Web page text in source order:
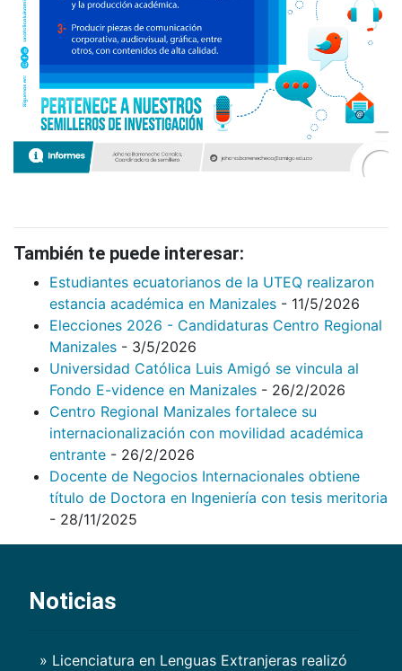
También te puede interesar:
Estudiantes ecuatorianos de la UTEQ realizaron
estancia académica en Manizales - 11/5/2026
Elecciones 2026 - Candidaturas Centro Regional
Manizales - 3/5/2026
Universidad Católica Luis Amigó se vincula al
Fondo E-vidence en Manizales - 26/2/2026
Centro Regional Manizales fortalece su
internacionalización con movilidad académica
entrante - 26/2/2026
Docente de Negocios Internacionales obtiene
título de Doctora en Ingeniería con tesis meritoria
- 28/11/2025
Noticias
» Licenciatura en Lenguas Extranjeras realizó